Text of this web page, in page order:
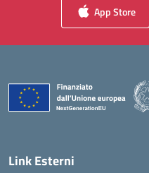
App Store
Link Esterni